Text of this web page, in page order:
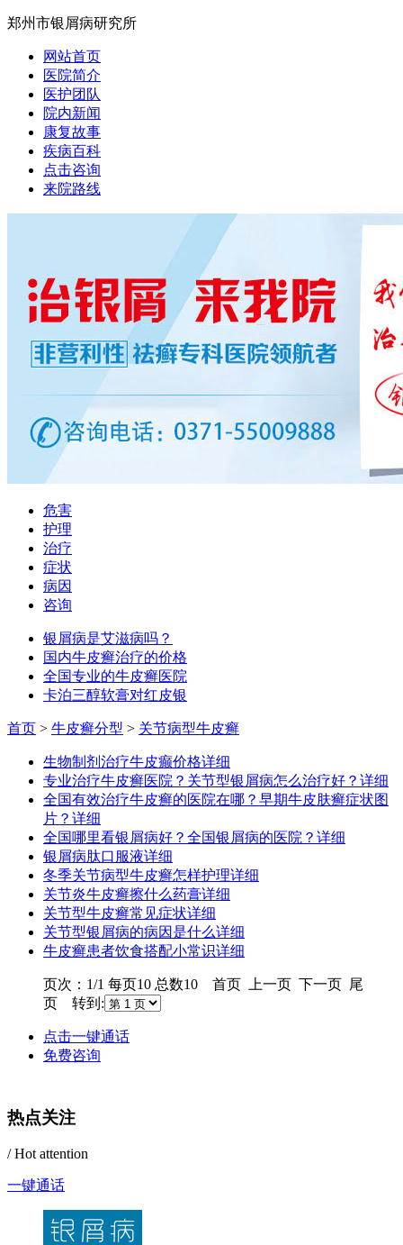
郑州市银屑病研究所
网站首页
医院简介
医护团队
院内新闻
康复故事
疾病百科
点击咨询
来院路线
危害
护理
治疗
症状
病因
咨询
银屑病是艾滋病吗？
国内牛皮癣治疗的价格
全国专业的牛皮癣医院
卡泊三醇软膏对红皮银
首页 > 牛皮癣分型 > 关节病型牛皮癣
生物制剂治疗牛皮癫价格详细
专业治疗牛皮癣医院？关节型银屑病怎么治疗好？ 详细
全国有效治疗牛皮癣的医院在哪？早期牛皮肤癣症状图
片？ 详细
全国哪里看银屑病好？全国银屑病的医院？ 详细
银屑病肽口服液详细
冬季关节病型牛皮癣怎样护理详细
关节炎牛皮癣擦什么药膏详细
关节型牛皮癣常见症状详细
关节型银屑病的病因是什么详细
牛皮癣患者饮食搭配小常识详细
页次：1/1 每页10 总数10 首页 上一页 下一页 尾
页 转到:
点击一键通话
免费咨询
热点关注
/ Hot attention
一键通话